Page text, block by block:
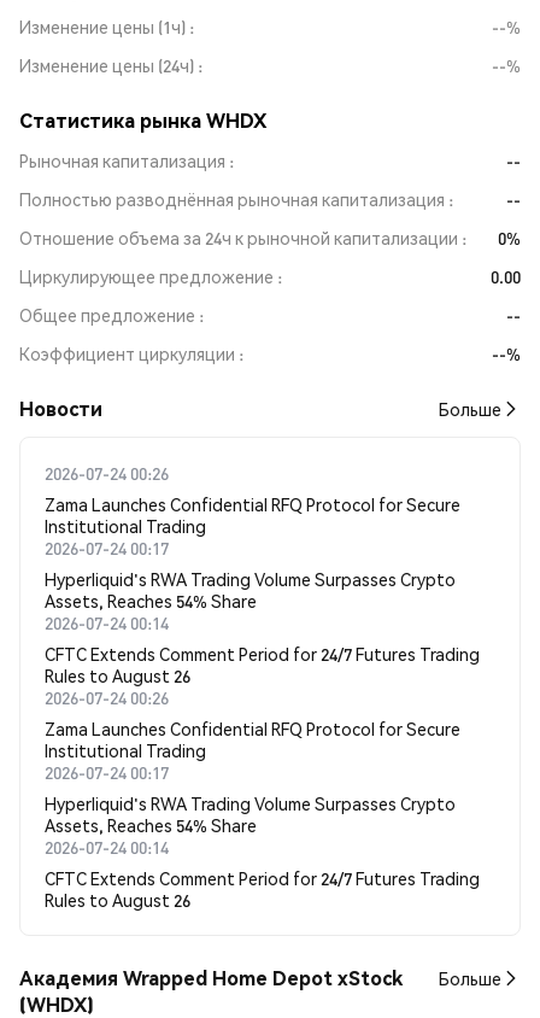
Изменение цены (1ч)
--%
Изменение цены (24ч)
--%
Статистика рынка WHDX
Рыночная капитализация
--
Полностью разводнённая рыночная капитализация
--
Отношение объема за 24ч к рыночной капитализации
0%
Циркулирующее предложение
0.00
Общее предложение
--
Коэффициент циркуляции
--%
Новости Больше
2026-07-24 00:26
Zama Launches Confidential RFQ Protocol for Secure
Institutional Trading
2026-07-24 00:17
Hyperliquid's RWA Trading Volume Surpasses Crypto
Assets, Reaches 54% Share
2026-07-24 00:14
CFTC Extends Comment Period for 24/7 Futures Trading
Rules to August 26
2026-07-24 00:26
Zama Launches Confidential RFQ Protocol for Secure
Institutional Trading
2026-07-24 00:17
Hyperliquid's RWA Trading Volume Surpasses Crypto
Assets, Reaches 54% Share
2026-07-24 00:14
CFTC Extends Comment Period for 24/7 Futures Trading
Rules to August 26
Академия Wrapped Home Depot xStock
(WHDX)
Больше